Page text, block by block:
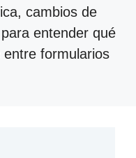
cambios de
entender qué
formularios